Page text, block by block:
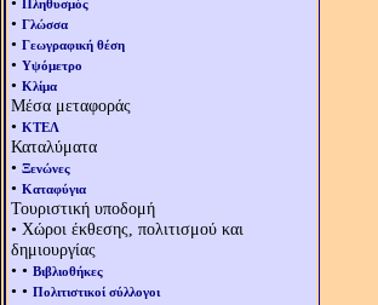
Πληθυσμός
• Γλώσσα
• Γεωγραφική θέση
• Υψόμετρο
• Κλίμα
Μέσα μεταφοράς
• ΚΤΕΛ
Καταλύματα
• Ξενώνες
• Καταφύγια
Τουριστική υποδομή
• Χώροι έκθεσης, πολιτισμού και
δημιουργίας
• • Βιβλιοθήκες
• • Πολιτιστικοί σύλλογοι